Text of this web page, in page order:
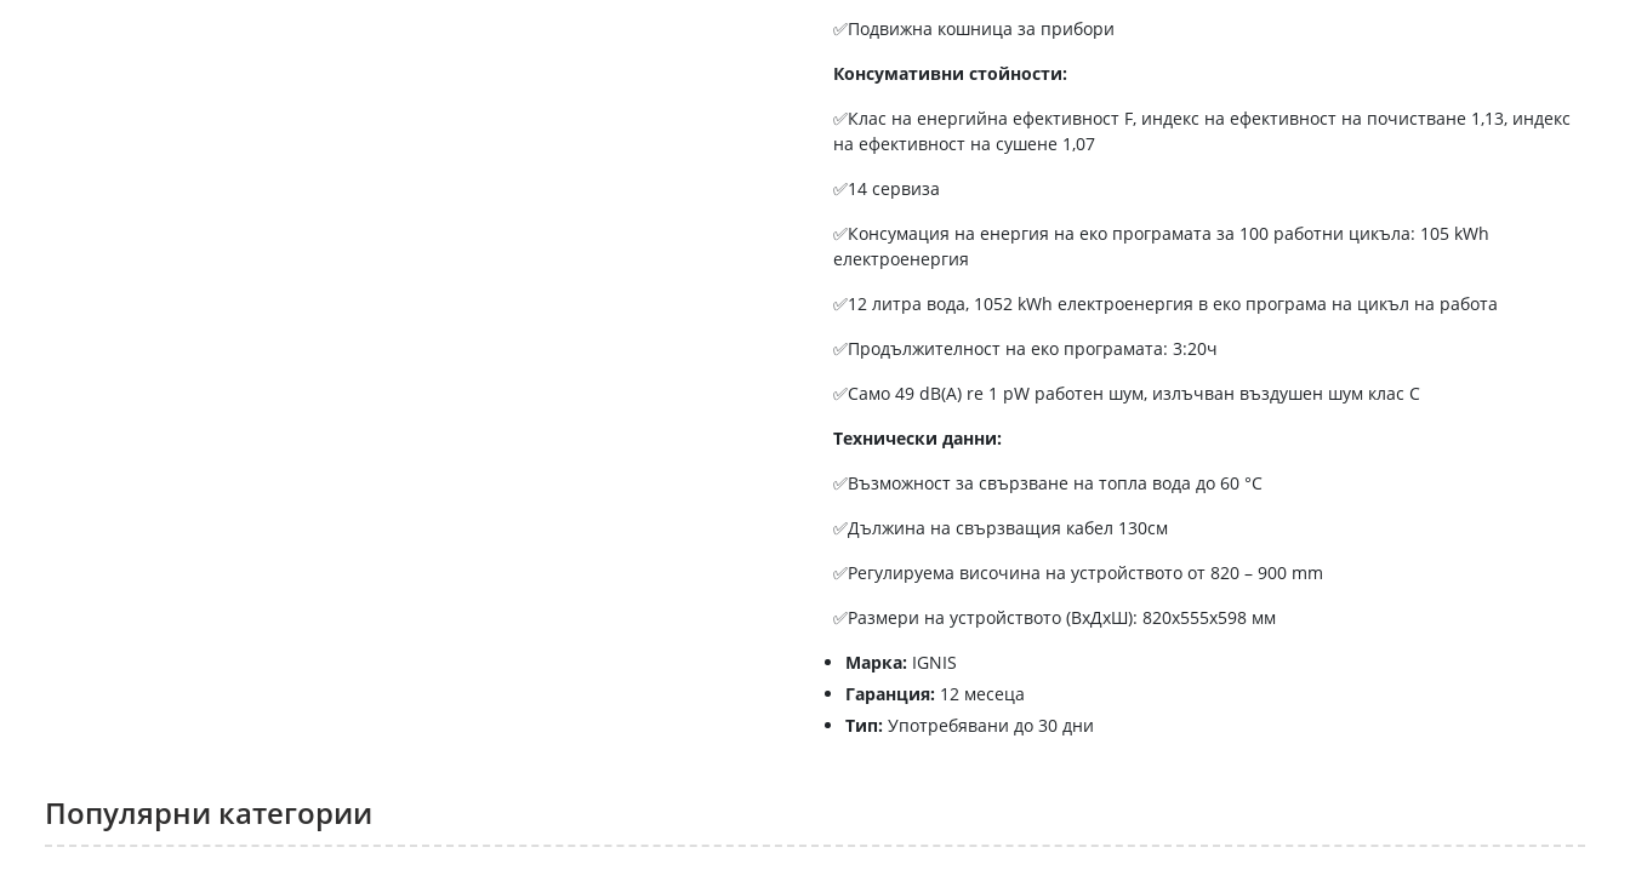
✅Подвижна кошница за прибори
Консумативни стойности:
✅Клас на енергийна ефективност F, индекс на ефективност на почистване 1,13, индекс
на ефективност на сушене 1,07
✅14 сервиза
✅Консумация на енергия на еко програмата за 100 работни цикъла: 105 kWh
електроенергия
✅12 литра вода, 1052 kWh електроенергия в еко програма на цикъл на работа
✅Продължителност на еко програмата: 3:20ч
✅Само 49 dB(A) re 1 pW работен шум, излъчван въздушен шум клас C
Технически данни:
✅Възможност за свързване на топла вода до 60 °C
✅Дължина на свързващия кабел 130см
✅Регулируема височина на устройството от 820 – 900 mm
✅Размери на устройството (ВxДxШ): 820x555x598 мм
Марка: IGNIS
Гаранция: 12 месеца
Тип: Употребявани до 30 дни
Популярни категории